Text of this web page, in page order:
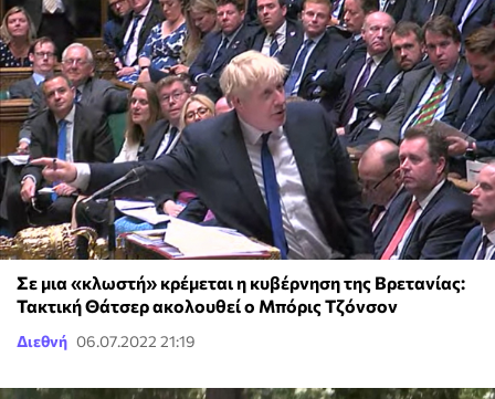
Σε μια «κλωστή» κρέμεται η κυβέρνηση της Βρετανίας:
Τακτική Θάτσερ ακολουθεί ο Μπόρις Τζόνσον
Διεθνή 06.07.2022 21:19